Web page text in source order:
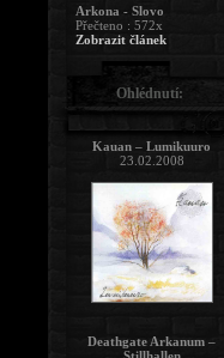
Arkona - Slovo
Přečteno : 572x
Zobrazit článek
Ohlédnutí:
Kauan – Lumikuuro
23.02.2008
Deathgate Arkanum –